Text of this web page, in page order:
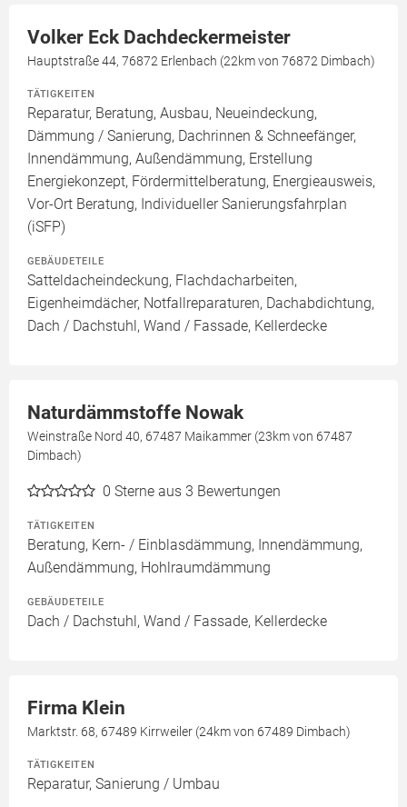
Volker Eck Dachdeckermeister
Hauptstraße 44, 76872 Erlenbach (22km von 76872 Dimbach)
TÄTIGKEITEN
Reparatur, Beratung, Ausbau, Neueindeckung,
Dämmung / Sanierung, Dachrinnen & Schneefänger,
Innendämmung, Außendämmung, Erstellung
Energiekonzept, Fördermittelberatung, Energieausweis,
Vor-Ort Beratung, Individueller Sanierungsfahrplan
(iSFP)
GEBÄUDETEILE
Satteldacheindeckung, Flachdacharbeiten,
Eigenheimdächer, Notfallreparaturen, Dachabdichtung,
Dach / Dachstuhl, Wand / Fassade, Kellerdecke
Naturdämmstoffe Nowak
Weinstraße Nord 40, 67487 Maikammer (23km von 67487
Dimbach)
0 Sterne aus 3 Bewertungen
TÄTIGKEITEN
Beratung, Kern- / Einblasdämmung, Innendämmung,
Außendämmung, Hohlraumdämmung
GEBÄUDETEILE
Dach / Dachstuhl, Wand / Fassade, Kellerdecke
Firma Klein
Marktstr. 68, 67489 Kirrweiler (24km von 67489 Dimbach)
TÄTIGKEITEN
Reparatur, Sanierung / Umbau